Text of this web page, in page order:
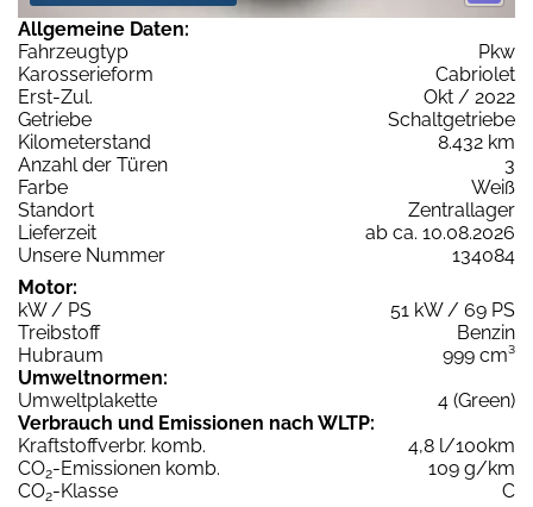
Allgemeine Daten:
Fahrzeugtyp
Pkw
Karosserieform
Cabriolet
Erst-Zul.
Okt / 2022
Getriebe
Schaltgetriebe
Kilometerstand
8.432 km
Anzahl der Türen
3
Farbe
Weiß
Standort
Zentrallager
Lieferzeit
ab ca. 10.08.2026
Unsere Nummer
134084
Motor:
kW / PS
51 kW / 69 PS
Treibstoff
Benzin
Hubraum
999 cm³
Umweltnormen:
Umweltplakette
4 (Green)
Verbrauch und Emissionen nach WLTP:
Kraftstoffverbr. komb.
4,8 l/100km
CO2-Emissionen komb.
109 g/km
CO2-Klasse
C